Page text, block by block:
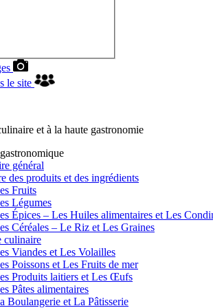
le site
et à la haute gastronomie
général
des produits et des ingrédients
Fruits
Légumes
Épices – Les Huiles alimentaires et Les
Céréales – Le Riz et Les Graines
culinaire
Viandes et Les Volailles
Poissons et Les Fruits de mer
Produits laitiers et Les Œufs
Pâtes alimentaires
Boulangerie et La Pâtisserie